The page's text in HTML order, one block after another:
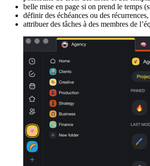
belle mise en page si on prend le temps
définir des échéances ou des
attribuer des tâches à des membres de